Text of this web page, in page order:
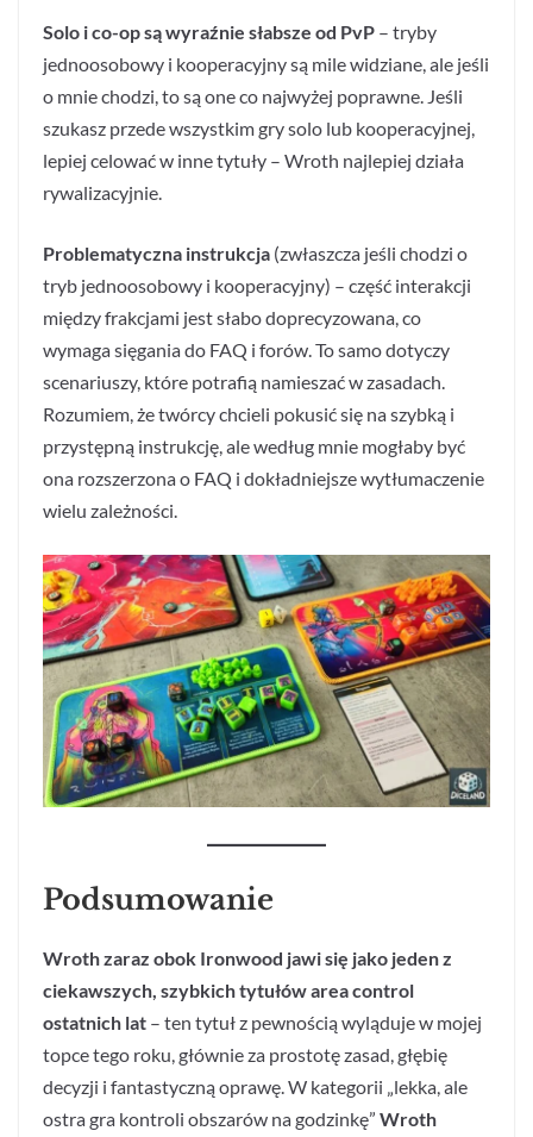
Solo i co-op są wyraźnie słabsze od PvP – tryby
jednoosobowy i kooperacyjny są mile widziane, ale jeśli
o mnie chodzi, to są one co najwyżej poprawne. Jeśli
szukasz przede wszystkim gry solo lub kooperacyjnej,
lepiej celować w inne tytuły – Wroth najlepiej działa
rywalizacyjnie.
Problematyczna instrukcja (zwłaszcza jeśli chodzi o
tryb jednoosobowy i kooperacyjny) – część interakcji
między frakcjami jest słabo doprecyzowana, co
wymaga sięgania do FAQ i forów. To samo dotyczy
scenariuszy, które potrafią namieszać w zasadach.
Rozumiem, że twórcy chcieli pokusić się na szybką i
przystępną instrukcję, ale według mnie mogłaby być
ona rozszerzona o FAQ i dokładniejsze wytłumaczenie
wielu zależności.
Podsumowanie
Wroth zaraz obok Ironwood jawi się jako jeden z
ciekawszych, szybkich tytułów area control
ostatnich lat – ten tytuł z pewnością wyląduje w mojej
topce tego roku, głównie za prostotę zasad, głębię
decyzji i fantastyczną oprawę. W kategorii „lekka, ale
ostra gra kontroli obszarów na godzinkę” Wroth